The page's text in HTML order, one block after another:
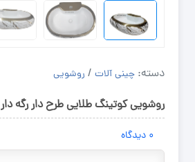
دسته: چینی آلات / روشویی
روشویی کوتینگ طلایی طرح دار رگه دار ۴۰*۶۰ مروارید
۰ دیدگاه